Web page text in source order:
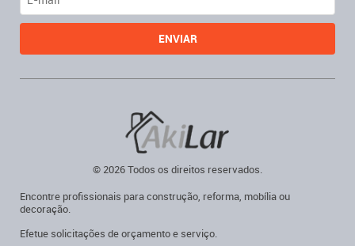
Encontre profissionais para construção, reforma, mobília ou
decoração.
Efetue solicitações de orçamento e serviço.
© 2026 Todos os direitos reservados.